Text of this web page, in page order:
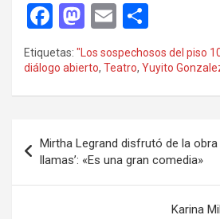
F
a
ce
b
o
k
M
st
o
o
n
E
m
ail m
p
tir
Etiquetas: "Los sospechosos del piso
diálogo abierto, Teatro, Yuyito
de
entradas
Mirtha Legrand disfrutó de la obra
llamas’: «Es una gran comedia»
Karina